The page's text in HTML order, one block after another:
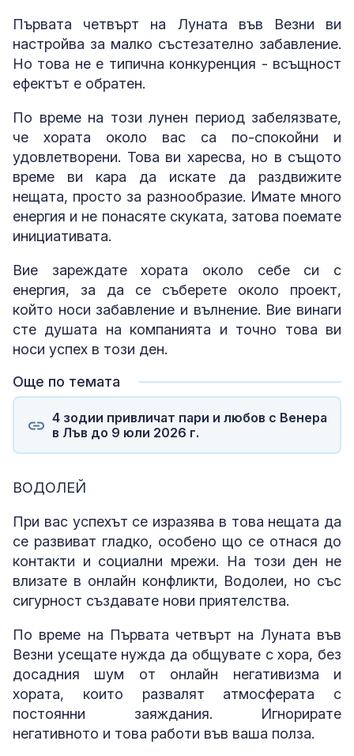
Първата четвърт на Луната във Везни ви
настройва за малко състезателно забавление.
Но това не е типична конкуренция - всъщност
ефектът е обратен.
По време на този лунен период забелязвате,
че хората около вас са по-спокойни и
удовлетворени. Това ви харесва, но в същото
време ви кара да искате да раздвижите
нещата, просто за разнообразие. Имате много
енергия и не понасяте скуката, затова поемате
инициативата.
Вие зареждате хората около себе си с
енергия, за да се съберете около проект,
който носи забавление и вълнение. Вие винаги
сте душата на компанията и точно това ви
носи успех в този ден.
Още по темата
4 зодии привличат пари и любов с Венера
в Лъв до 9 юли 2026 г.
ВОДОЛЕЙ
При вас успехът се изразява в това нещата да
се развиват гладко, особено що се отнася до
контакти и социални мрежи. На този ден не
влизате в онлайн конфликти, Водолеи, но със
сигурност създавате нови приятелства.
По време на Първата четвърт на Луната във
Везни усещате нужда да общувате с хора, без
досадния шум от онлайн негативизма и
хората, които развалят атмосферата с
постоянни заяждания. Игнорирате
негативното и това работи във ваша полза.